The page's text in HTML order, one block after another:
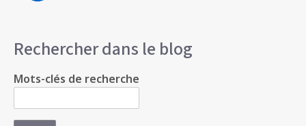
Rechercher dans le blog
Mots-clés de recherche